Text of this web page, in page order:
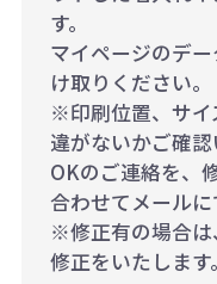
す。
マイページのデ
け取りください。
※印刷位置、サイ
違がないかご確
OKのご連絡を、
合わせてメールに
※修正有の場合は
修正をいたします。